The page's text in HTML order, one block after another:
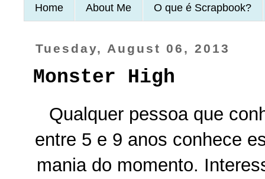
Home About Me O que é Scrapbook?
Tuesday, August 06, 2013
Monster High
Qualquer pessoa que
entre 5 e 9 anos conhece
mania do momento.